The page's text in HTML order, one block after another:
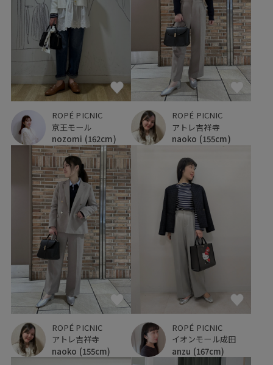
ROPÉ PICNIC
京王モール
nozomi (162cm)
ROPÉ PICNIC
アトレ吉祥寺
naoko (155cm)
ROPÉ PICNIC
アトレ吉祥寺
naoko (155cm)
ROPÉ PICNIC
イオンモール成田
anzu (167cm)